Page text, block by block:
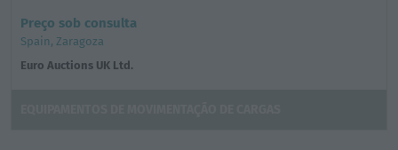
Preço sob consulta
Spain, Zaragoza
Euro Auctions UK Ltd.